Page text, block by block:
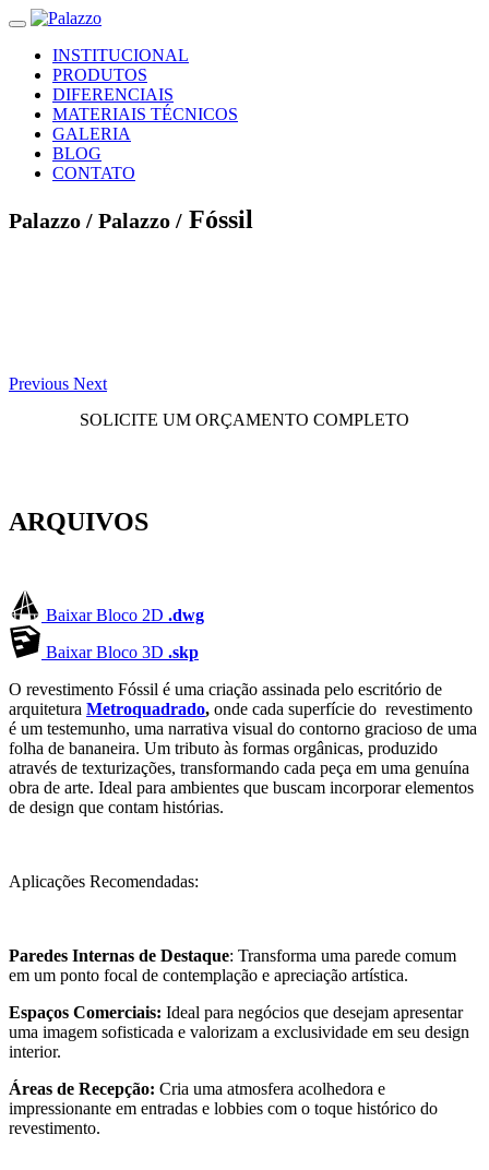
INSTITUCIONAL
PRODUTOS
DIFERENCIAIS
MATERIAIS TÉCNICOS
GALERIA
BLOG
CONTATO
Palazzo / Palazzo / Fóssil
Previous Next
SOLICITE UM ORÇAMENTO COMPLETO
ARQUIVOS
Baixar Bloco 2D .dwg
Baixar Bloco 3D .skp
O revestimento Fóssil é uma criação assinada pelo escritório de
arquitetura Metroquadrado, onde cada superfície do revestimento
é um testemunho, uma narrativa visual do contorno gracioso de uma
folha de bananeira. Um tributo às formas orgânicas, produzido
através de texturizações, transformando cada peça em uma genuína
obra de arte. Ideal para ambientes que buscam incorporar elementos
de design que contam histórias.
Aplicações Recomendadas:
Paredes Internas de Destaque: Transforma uma parede comum
em um ponto focal de contemplação e apreciação artística.
Espaços Comerciais: Ideal para negócios que desejam apresentar
uma imagem sofisticada e valorizam a exclusividade em seu design
interior.
Áreas de Recepção: Cria uma atmosfera acolhedora e
impressionante em entradas e lobbies com o toque histórico do
revestimento.